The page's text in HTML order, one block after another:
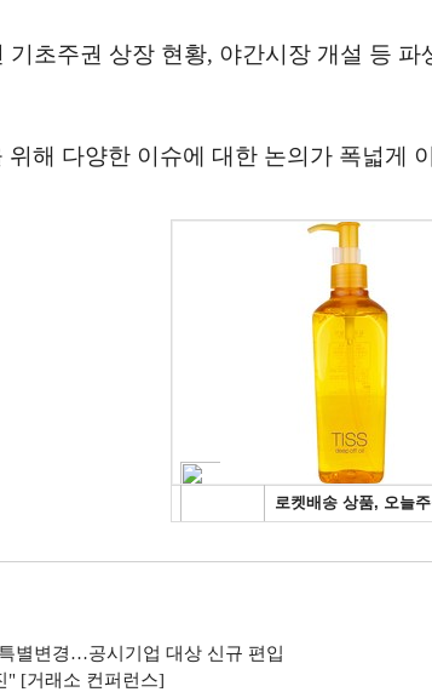
초주권 상장 현황, 야간시장 개설 등
해 다양한 이슈에 대한 논의가 폭넓게
별변경…공시기업 대상 신규 편입
" [거래소 컨퍼런스]